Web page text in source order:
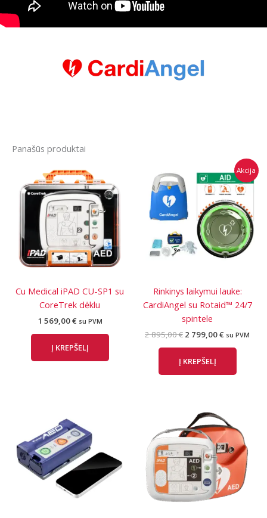
Panašūs produktai
Cu Medical iPAD CU-SP1 su
CoreTrek dėklu
1 569,00€ su PVM
Į KREPŠELĮ
Akcija
Rinkinys laikymui lauke:
CardiAngel su Rotaid™ 24/7
spintele
2 895,00€ Original
2
895,00 €.
2 799,00€ Current
799,00 €.
su PVM
Į KREPŠELĮ